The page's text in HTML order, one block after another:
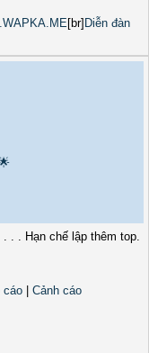
[br] Diễn đàn
. . Hạn chế lập thêm top.
cáo
Cảnh cáo